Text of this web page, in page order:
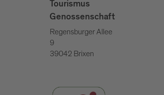
Tourismus
Genossenschaft
Regensburger Allee
9
39042 Brixen